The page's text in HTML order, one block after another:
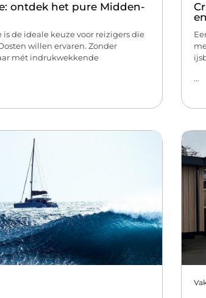
ontdek het pure Midden-
de ideale keuze voor reizigers die
willen ervaren. Zonder
mét indrukwekkende
...